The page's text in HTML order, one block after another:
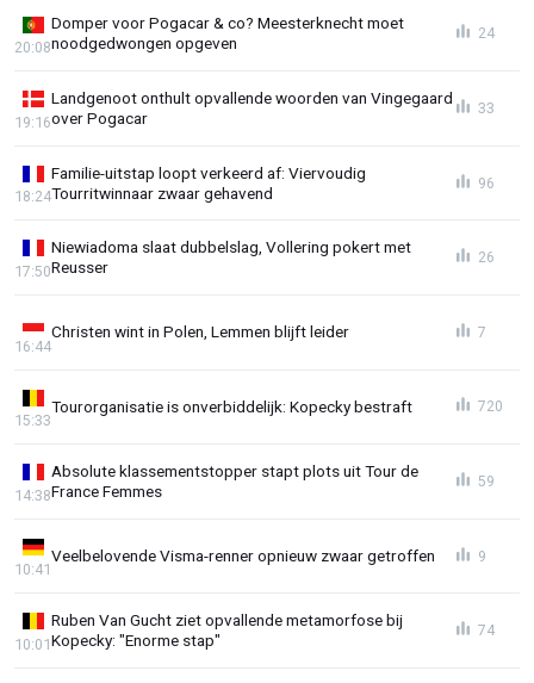
Domper voor Pogacar & co? Meesterknecht moet
noodgedwongen opgeven
20:08
24
Landgenoot onthult opvallende woorden van Vingegaard
over Pogacar
19:16
33
Familie-uitstap loopt verkeerd af: Viervoudig
Tourritwinnaar zwaar gehavend
18:24
96
Niewiadoma slaat dubbelslag, Vollering pokert met
Reusser
17:50
26
Christen wint in Polen, Lemmen blijft leider
16:44
7
Tourorganisatie is onverbiddelijk: Kopecky bestraft
15:33
720
Absolute klassementstopper stapt plots uit Tour de
France Femmes
14:38
59
Veelbelovende Visma-renner opnieuw zwaar getroffen
10:41
9
Ruben Van Gucht ziet opvallende metamorfose bij
Kopecky: "Enorme stap"
10:01
74